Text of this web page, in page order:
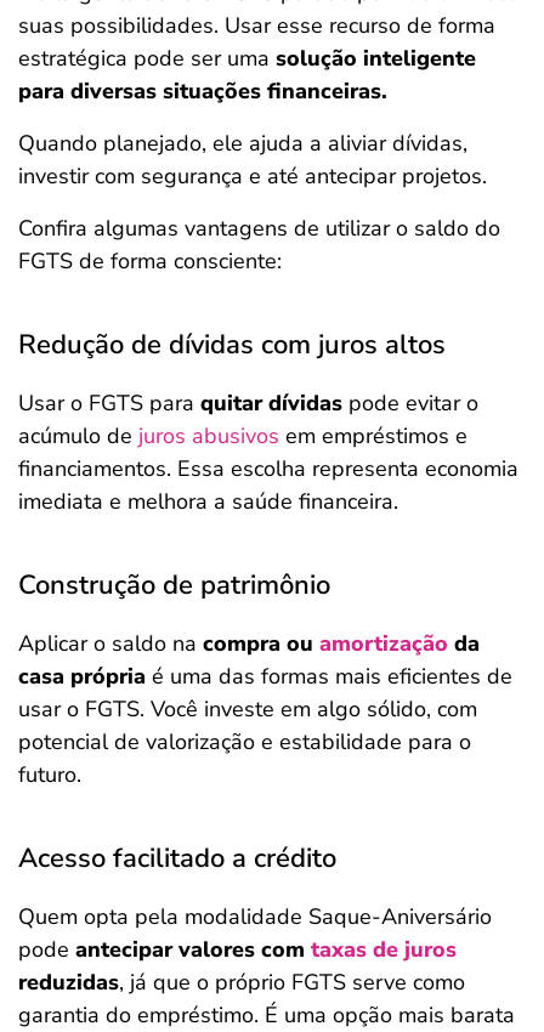
suas possibilidades. Usar esse recurso de forma
estratégica pode ser uma solução inteligente
para diversas situações financeiras.
Quando planejado, ele ajuda a aliviar dívidas,
investir com segurança e até antecipar projetos.
Confira algumas vantagens de utilizar o saldo do
FGTS de forma consciente:
Redução de dívidas com juros altos
Usar o FGTS para quitar dívidas pode evitar o
acúmulo de juros abusivos em empréstimos e
financiamentos. Essa escolha representa economia
imediata e melhora a saúde financeira.
Construção de patrimônio
Aplicar o saldo na compra ou amortização da
casa própria é uma das formas mais eficientes de
usar o FGTS. Você investe em algo sólido, com
potencial de valorização e estabilidade para o
futuro.
Acesso facilitado a crédito
Quem opta pela modalidade Saque-Aniversário
pode antecipar valores com taxas de juros
reduzidas, já que o próprio FGTS serve como
garantia do empréstimo. É uma opção mais barata